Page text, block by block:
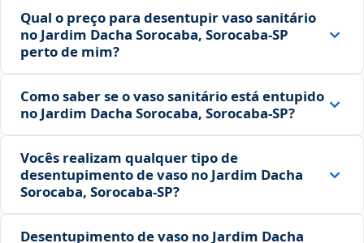
Qual o preço para desentupir vaso sanitário
no Jardim Dacha Sorocaba, Sorocaba‑SP
perto de mim?
Como saber se o vaso sanitário está entupido
no Jardim Dacha Sorocaba, Sorocaba‑SP?
Vocês realizam qualquer tipo de
desentupimento de vaso no Jardim Dacha
Sorocaba, Sorocaba‑SP?
Desentupimento de vaso no Jardim Dacha